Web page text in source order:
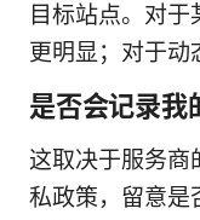
目标站点。对
更明显；对于动
是否会记录我
这取决于服务商
私政策，留意是